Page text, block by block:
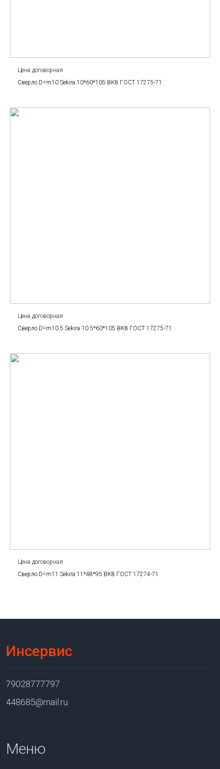
Цена договорная
Сверло D=m10 Sekira 10*60*105 BK8 ГОСТ 17275-71
Цена договорная
Сверло D=m10.5 Sekira 10.5*60*105 BK8 ГОСТ 17275-71
Цена договорная
Сверло D=m11 Sekira 11*48*95 BK8 ГОСТ 17274-71
Инсервис
79028777797
448685@mail.ru
Меню